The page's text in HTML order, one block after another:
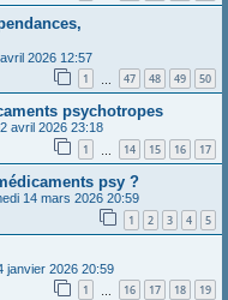
2026 12:57
1 47 48 49 50
psychotropes
avril 2026 23:18
1 14 15 16 17
psy ?
14 mars 2026 20:59
1 2 3 4 5
janvier 2026 20:59
1 16 17 18 19